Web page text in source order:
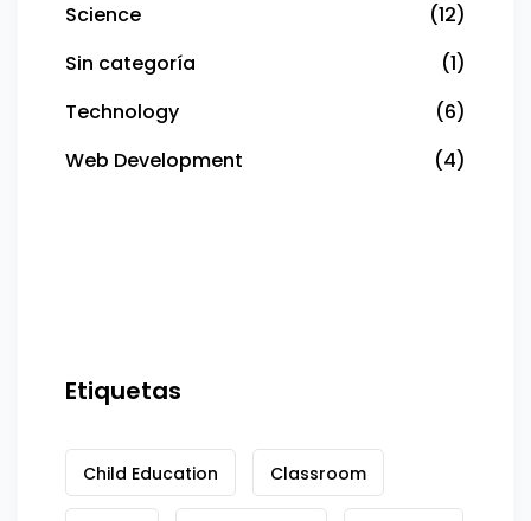
Science
(12)
Sin categoría
(1)
Technology
(6)
Web Development
(4)
Etiquetas
Child Education Classroom